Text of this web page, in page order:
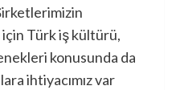
için Türk iş kültürü,
konusunda da
ihtiyacımız var